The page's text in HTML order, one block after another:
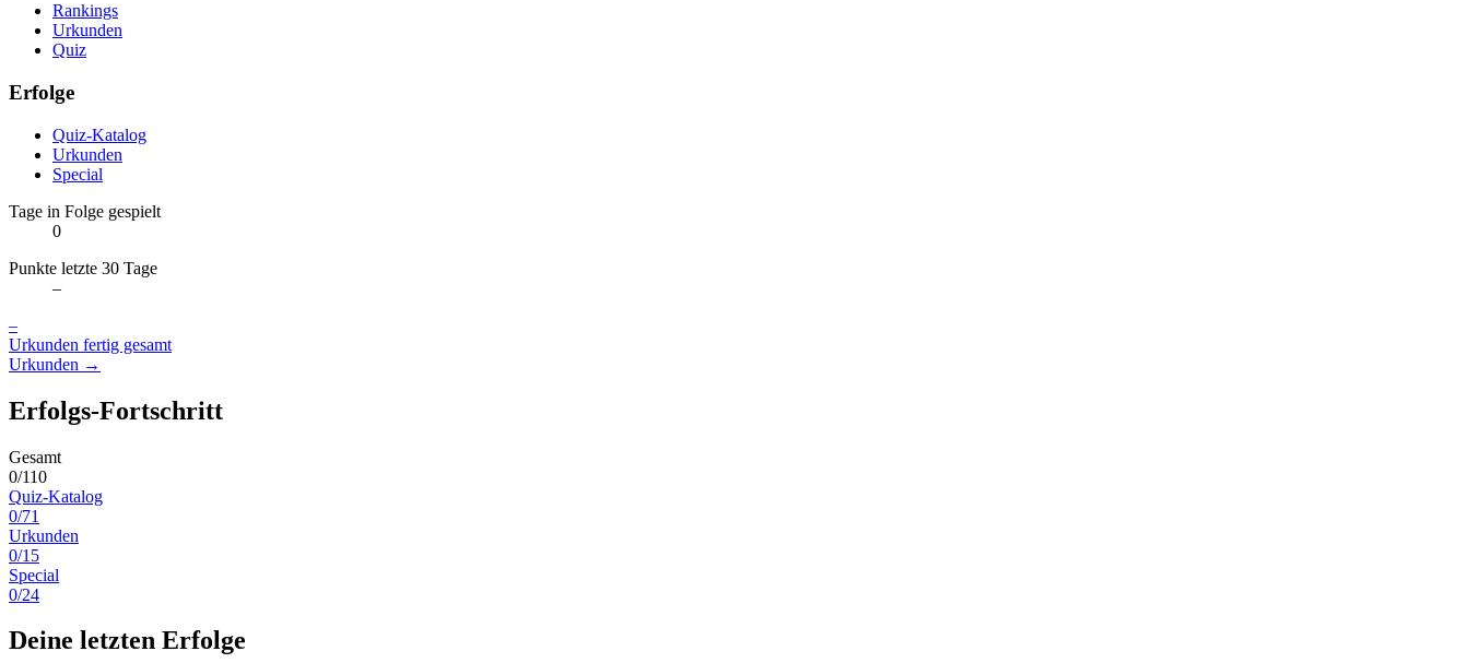
Rankings
Urkunden
Quiz
Erfolge
Quiz-Katalog
Urkunden
Special
Tage in Folge gespielt
0
Punkte letzte 30 Tage
–
–
Urkunden fertig gesamt
Urkunden →
Erfolgs-Fortschritt
Gesamt
0/110
Quiz-Katalog
0/71
Urkunden
0/15
Special
0/24
Deine letzten Erfolge